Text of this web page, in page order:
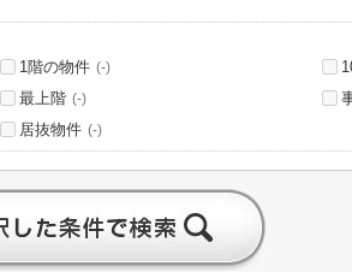
1階の物件 (-)
最上階 (-)
居抜物件 (-)